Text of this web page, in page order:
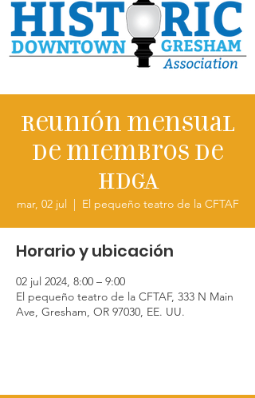
Reunión mensual
de miembros de
HDGA
mar, 02 jul
  |
El pequeño teatro de la CFTAF
Horario y ubicación
02 jul 2024, 8:00 – 9:00
El pequeño teatro de la CFTAF, 333 N Main
Ave, Gresham, OR 97030, EE. UU.